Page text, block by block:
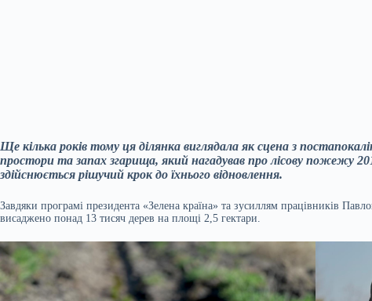
Ще кілька років тому ця ділянка виглядала як сцена з
простори та запах згарища, який нагадував про лісову пожежу
здійснюється рішучий крок до їхнього відновлення.
Завдяки програмі президента «Зелена країна» та зусиллям працівників
висаджено понад 13 тисяч дерев на площі 2,5 гектари.